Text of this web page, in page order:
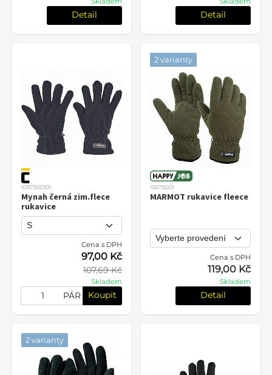
Detail Detail
1057500101
Mynah černá zim.flece
rukavice
Cena s DPH
107,69 Kč
97,00 Kč
Skladem
PÁR Koupit
2 varianty
15575001
MARMOT rukavice fleece
Cena s DPH
119,00 Kč
Skladem
Detail
2 varianty